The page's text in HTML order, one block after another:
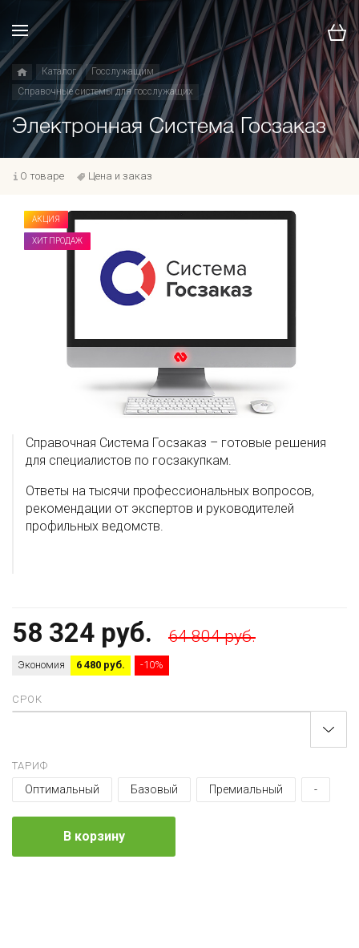
Каталог
Госслужащим
Справочные системы для госслужащих
Электронная Cистема Госзаказ
О товаре Цена и заказ
АКЦИЯ
ХИТ ПРОДАЖ
Справочная Система Госзаказ – готовые решения
для специалистов по госзакупкам.
Ответы на тысячи профессиональных вопросов,
рекомендации от экспертов и руководителей
профильных ведомств.
58 324 руб. 64 804 руб.
Экономия 6 480 руб. -10%
СРОК
ТАРИФ
Оптимальный Базовый Премиальный -
В корзину